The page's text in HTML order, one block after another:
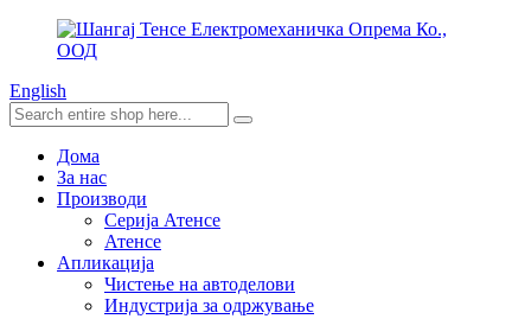
English
Дома
За нас
Производи
Серија Атенсе
Атенсе
Апликација
Чистење на автоделови
Индустрија за одржување